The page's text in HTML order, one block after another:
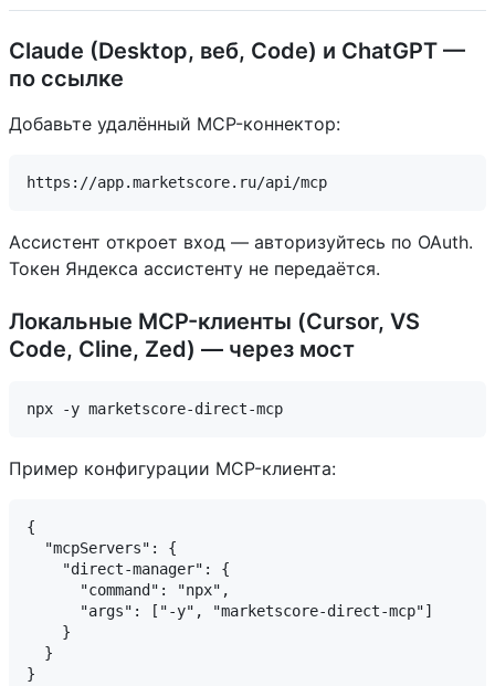
Claude (Desktop, веб, Code) и ChatGPT —
по ссылке
Добавьте удалённый MCP-коннектор:
Ассистент откроет вход — авторизуйтесь по OAuth.
Токен Яндекса ассистенту не передаётся.
Локальные MCP-клиенты (Cursor, VS
Code, Cline, Zed) — через мост
Пример конфигурации MCP-клиента:
{
  "mcpServers": {
    "direct-manager": {
      "command": "npx",
      "args": ["-y", "marketscore-direct-mcp"]
    }
  }